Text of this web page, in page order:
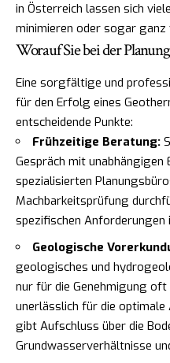
in Österreich lassen sich
minimieren oder sogar ganz
Worauf Sie bei der
Eine sorgfältige und
für den Erfolg eines
entscheidende Punkte:
Frühzeitige Beratung:
Gespräch mit
spezialisierten
Machbarkeitsprüfung
spezifischen Anforderungen
Geologische
geologisches und
nur für die Genehmigung oft
unerlässlich für die optimale
gibt Aufschluss über die
Grundwasserverhältnisse